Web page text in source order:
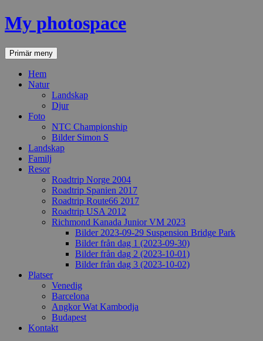
Hoppa
till
My photospace
SökPrimär meny
Hem
Natur
Landskap
Djur
Foto
NTC Championship
Bilder Simon S
Landskap
Familj
Resor
Roadtrip Norge 2004
Roadtrip Spanien 2017
Roadtrip Route66 2017
Roadtrip USA 2012
Richmond Kanada Junior VM 2023
Bilder 2023-09-29 Suspension Bridge Park
Bilder från dag 1 (2023-09-30)
Bilder från dag 2 (2023-10-01)
Bilder från dag 3 (2023-10-02)
Platser
Venedig
Barcelona
Angkor Wat Kambodja
Budapest
Kontakt